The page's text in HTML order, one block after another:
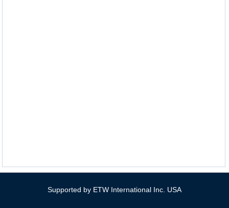
Supported by ETW International Inc. USA